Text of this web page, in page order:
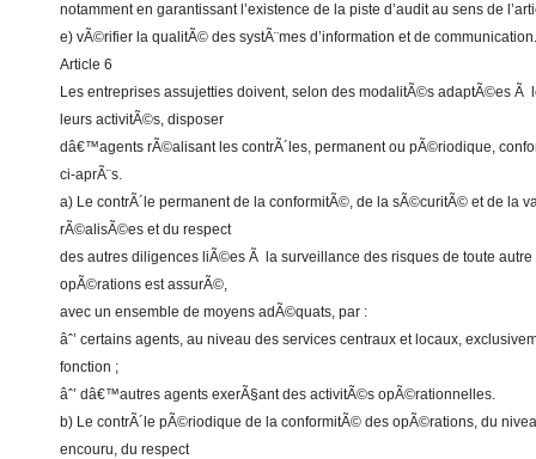
notamment en garantissant l’existence de la piste d’audit au sens de
e) vÃ©rifier la qualitÃ© des systÃ¨mes d’information et de communication.
Article 6
Les entreprises assujetties doivent, selon des modalitÃ©s adaptÃ©es Ã
leurs activitÃ©s, disposer
dâ€™agents rÃ©alisant les contrÃ´les, permanent ou pÃ©riodique,
ci-aprÃ¨s.
a) Le contrÃ´le permanent de la conformitÃ©, de la sÃ©curitÃ© et de la
rÃ©alisÃ©es et du respect
des autres diligences liÃ©es Ã la surveillance des risques de toute
opÃ©rations est assurÃ©,
avec un ensemble de moyens adÃ©quats, par :
âˆ’ certains agents, au niveau des services centraux et locaux,
fonction ;
âˆ’ dâ€™autres agents exerÃ§ant des activitÃ©s opÃ©rationnelles.
b) Le contrÃ´le pÃ©riodique de la conformitÃ© des opÃ©rations, du
encouru, du respect